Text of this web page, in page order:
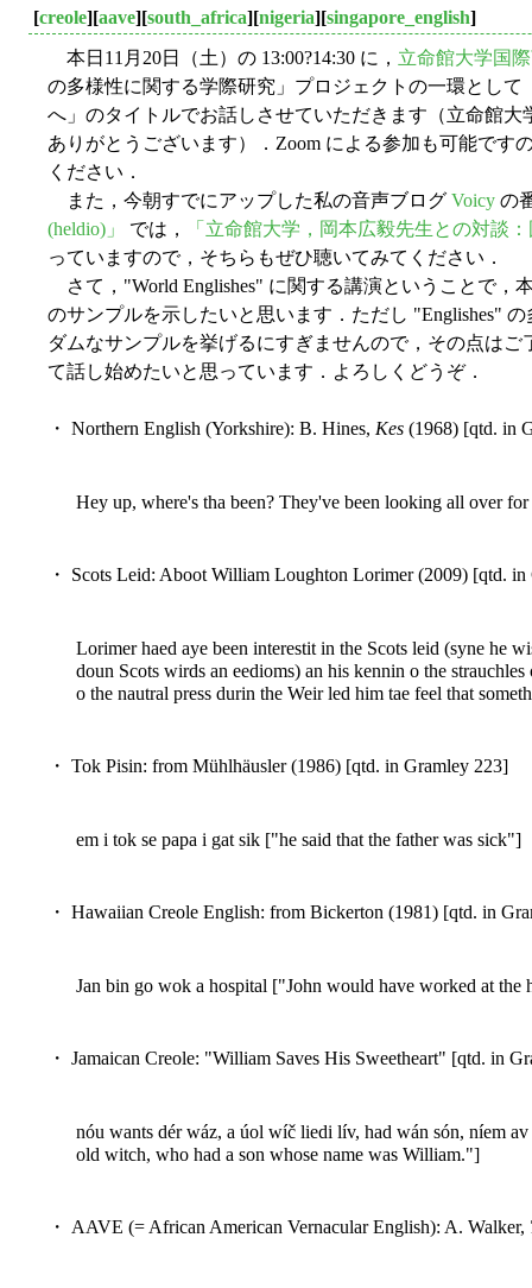
[creole][aave][south_africa][nigeria][singapore_english]
本日11月20日（土）の 13:00?14:30 に， 立命館大学国
の多様性に関する学際研究」プロジェクトの一環として
へ」のタイトルでお話しさせていただきます（立命館大
ありがとうございます）．Zoom による参加も可能です
ください．
また，今朝すでにアップした私の音声ブログ Voicy の
(heldio)」
では，
「立命館大学，岡本広毅先生との対談
っていますので，そちらもぜひ聴いてみてください．
さて，"World Englishes" に関する講演ということで，
のサンプルを示したいと思います．ただし "Englishes"
ダムなサンプルを挙げるにすぎませんので，その点は
て話し始めたいと思っています．よろしくどうぞ．
・ Northern English (Yorkshire): B. Hines, Kes (1968) [qtd. in
Hey up, where's tha been? They've been looking all over for
・ Scots Leid: Aboot William Loughton Lorimer (2009) [qtd.
Lorimer haed aye been interestit in the Scots leid (syne he
doun Scots wirds an eedioms) an his kennin o the
o the nautral press durin the Weir led him tae feel that
・ Tok Pisin: from Mühlhäusler (1986) [qtd. in Gramley 223]
em i tok se papa i gat sik ["he said that the father was sick"]
・ Hawaiian Creole English: from Bickerton (1981) [qtd. in
Jan bin go wok a hospital ["John would have worked at the
・ Jamaican Creole: "William Saves His Sweetheart" [qtd. in
nóu wants dér wáz, a úol wíč liedi lív, had wán són, níem
old witch, who had a son whose name was William."]
・ AAVE (= African American Vernacular English): A. Walker,